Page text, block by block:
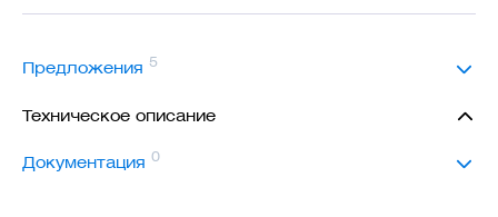
Предложения 5
Техническое описание
Документация 0